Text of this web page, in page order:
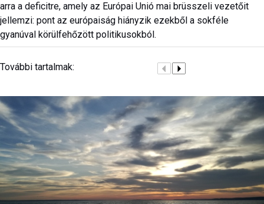
arra a deficitre, amely az Európai Unió mai brüsszeli vezetőit
jellemzi: pont az európaiság hiányzik ezekből a sokféle
gyanúval körülfehőzött politikusokból.
További tartalmak: